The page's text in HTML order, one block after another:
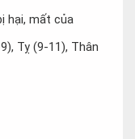
hại, mất của
Tỵ (9-11), Thân